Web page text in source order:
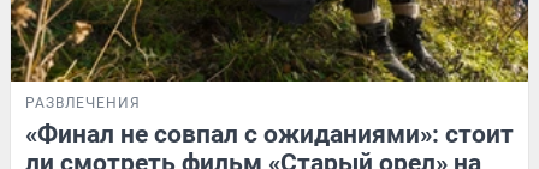
РАЗВЛЕЧЕНИЯ
«Финал не совпал с ожиданиями»: стоит